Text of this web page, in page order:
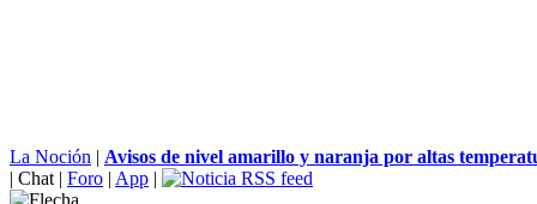
La Noción | Avisos de nivel amarillo y naranja por altas
| Chat | Foro | App |